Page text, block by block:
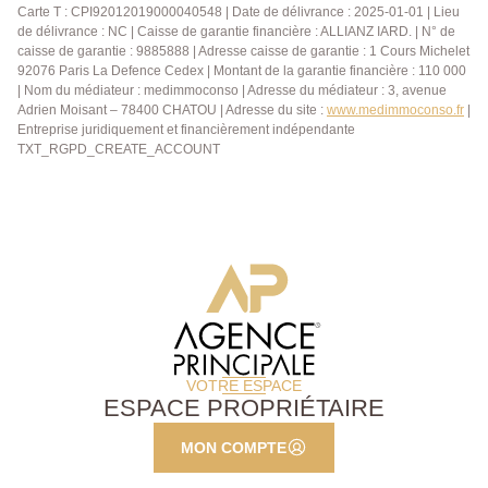
maison est une opportunité à saisir! 01.40.97.07.07
AP/LT
Carte T : CPI92012019000040548 | Date de délivrance : 2025-01-01 | Lieu
de délivrance : NC | Caisse de garantie financière : ALLIANZ IARD. | N° de
caisse de garantie : 9885888 | Adresse caisse de garantie : 1 Cours Michelet
92076 Paris La Defence Cedex | Montant de la garantie financière : 110 000
| Nom du médiateur : medimmoconso | Adresse du médiateur : 3, avenue
Adrien Moisant – 78400 CHATOU | Adresse du site : www.medimmoconso.fr
Entreprise juridiquement et financièrement indépendante
TXT_RGPD_CREATE_ACCOUNT
VOTRE ESPACE
ESPACE PROPRIÉTAIRE
MON COMPTE